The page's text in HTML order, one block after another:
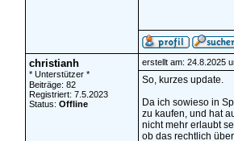
christianh
* Unterstützer *
Beiträge: 82
Registriert: 7.5.2023
Status: Offline
erstellt am: 24.8.2025
So, kurzes update.
Da ich sowieso in
zu kaufen, und hat
nicht mehr erlaubt
ob das rechtlich